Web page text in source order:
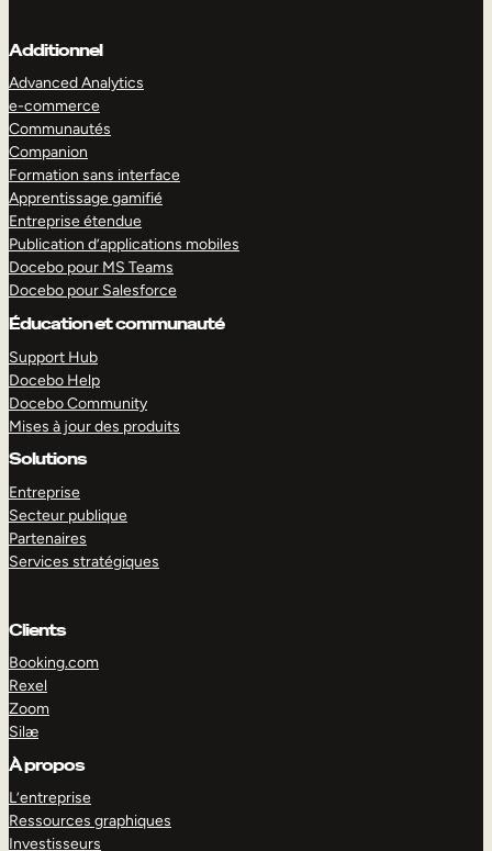
Additionnel
Advanced Analytics
e-commerce
Communautés
Companion
Formation sans interface
Apprentissage gamifié
Entreprise étendue
Publication d’applications mobiles
Docebo pour MS Teams
Docebo pour Salesforce
Éducation et communauté
Support Hub
Docebo Help
Docebo Community
Mises à jour des produits
Solutions
Entreprise
Secteur publique
Partenaires
Services stratégiques
Clients
Booking.com
Rexel
Zoom
Silæ
À propos
L’entreprise
Ressources graphiques
Investisseurs